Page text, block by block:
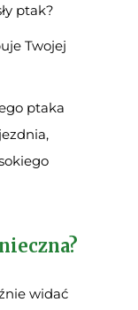
ptak?
Twojej
ptaka
widać